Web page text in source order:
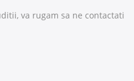
va rugam sa ne contactati